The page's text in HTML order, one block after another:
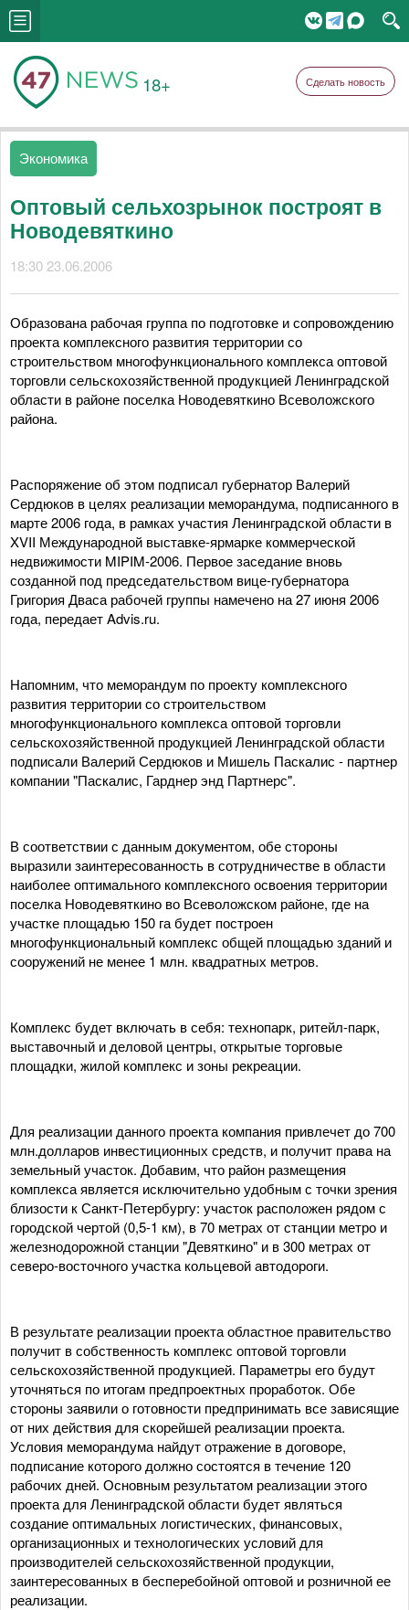
18+ Сделать новость
Экономика
Оптовый сельхозрынок построят в
Новодевяткино
18:30 23.06.2006
Образована рабочая группа по подготовке и сопровождению
проекта комплексного развития территории со
строительством многофункционального комплекса оптовой
торговли сельскохозяйственной продукцией Ленинградской
области в районе поселка Новодевяткино Всеволожского
района.
Распоряжение об этом подписал губернатор Валерий
Сердюков в целях реализации меморандума, подписанного в
марте 2006 года, в рамках участия Ленинградской области в
XVII Международной выставке-ярмарке коммерческой
недвижимости MIPIM-2006. Первое заседание вновь
созданной под председательством вице-губернатора
Григория Дваса рабочей группы намечено на 27 июня 2006
года, передает Advis.ru.
Напомним, что меморандум по проекту комплексного
развития территории со строительством
многофункционального комплекса оптовой торговли
сельскохозяйственной продукцией Ленинградской области
подписали Валерий Сердюков и Мишель Паскалис - партнер
компании "Паскалис, Гарднер энд Партнерс".
В соответствии с данным документом, обе стороны
выразили заинтересованность в сотрудничестве в области
наиболее оптимального комплексного освоения территории
поселка Новодевяткино во Всеволожском районе, где на
участке площадью 150 га будет построен
многофункциональный комплекс общей площадью зданий и
сооружений не менее 1 млн. квадратных метров.
Комплекс будет включать в себя: технопарк, ритейл-парк,
выставочный и деловой центры, открытые торговые
площадки, жилой комплекс и зоны рекреации.
Для реализации данного проекта компания привлечет до 700
млн.долларов инвестиционных средств, и получит права на
земельный участок. Добавим, что район размещения
комплекса является исключительно удобным с точки зрения
близости к Санкт-Петербургу: участок расположен рядом с
городской чертой (0,5-1 км), в 70 метрах от станции метро и
железнодорожной станции "Девяткино" и в 300 метрах от
северо-восточного участка кольцевой автодороги.
В результате реализации проекта областное правительство
получит в собственность комплекс оптовой торговли
сельскохозяйственной продукцией. Параметры его будут
уточняться по итогам предпроектных проработок. Обе
стороны заявили о готовности предпринимать все зависящие
от них действия для скорейшей реализации проекта.
Условия меморандума найдут отражение в договоре,
подписание которого должно состоятся в течение 120
рабочих дней. Основным результатом реализации этого
проекта для Ленинградской области будет являться
создание оптимальных логистических, финансовых,
организационных и технологических условий для
производителей сельскохозяйственной продукции,
заинтересованных в бесперебойной оптовой и розничной ее
реализации.